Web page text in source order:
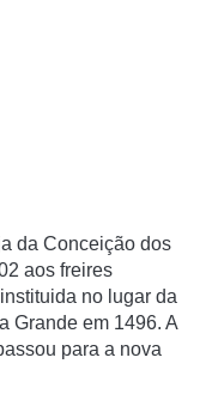
da Conceição dos
aos freires
no lugar da
Grande em 1496. A
para a nova